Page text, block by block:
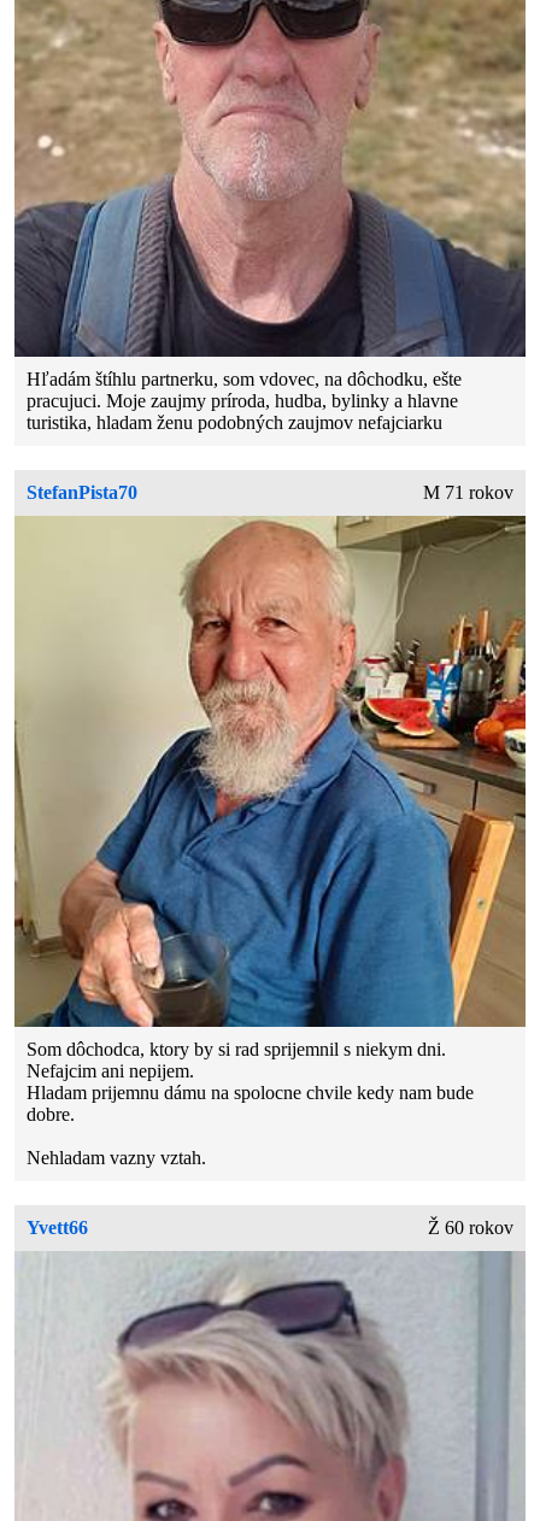
Hľadám štíhlu partnerku, som vdovec, na dôchodku, ešte
pracujuci. Moje zaujmy príroda, hudba, bylinky a hlavne
turistika, hladam ženu podobných zaujmov nefajciarku
StefanPista70 M 71 rokov
Som dôchodca, ktory by si rad sprijemnil s niekym dni.
Nefajcim ani nepijem.
Hladam prijemnu dámu na spolocne chvile kedy nam bude
dobre.
Nehladam vazny vztah.
Yvett66 Ž 60 rokov